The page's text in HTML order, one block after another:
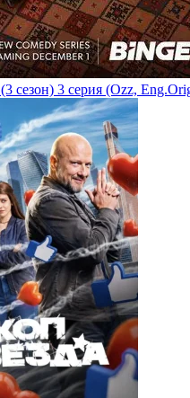
(3 сезон) 3 серия (Ozz,